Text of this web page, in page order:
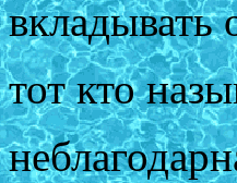
вкладывать
тот кто